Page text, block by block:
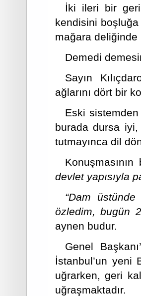
İki ileri bir
kendisini boşluğa
mağara deliğinde
Demedi
Sayın
ağlarını dört bir
Eski
burada dursa
tutmayınca dil
devlet yapısıyla
“Dam
özledim, bugün
aynen budur.
Genel
İstanbul’un yeni
uğrarken, geri
uğraşmaktadır.